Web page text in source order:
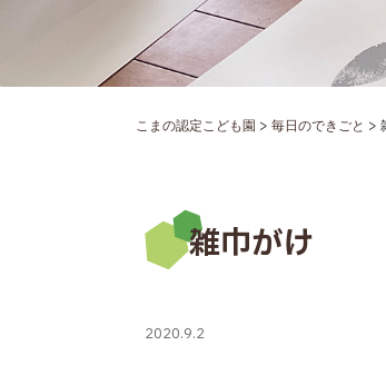
こまの認定こども園 > 毎日のできごと >
雑巾がけ
2020.9.2